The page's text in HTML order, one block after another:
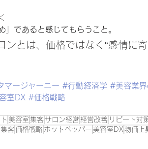
」であると感じてもらうこと。
ンとは、価格ではなく“感情に
マージャーニー #行動経済学 #美容業界
室DX #価格戦略
美容室 集客 サロン経営 経営改善 リピート対
客 価格戦略 ホットペッパー 美容室DX 物価上